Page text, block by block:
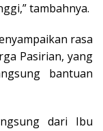
tambahnya.
rasa
Pasirian, yang
bantuan
dari Ibu